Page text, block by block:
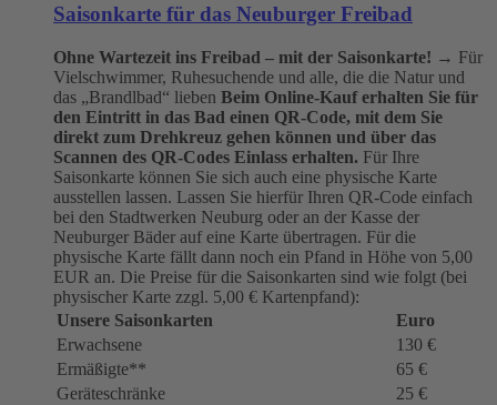
Saisonkarte für das Neuburger Freibad
Ohne Wartezeit ins Freibad – mit der Saisonkarte! → Für
Vielschwimmer, Ruhesuchende und alle, die die Natur und
das „Brandlbad“ lieben Beim Online-Kauf erhalten Sie für
den Eintritt in das Bad einen QR-Code, mit dem Sie
direkt zum Drehkreuz gehen können und über das
Scannen des QR-Codes Einlass erhalten. Für Ihre
Saisonkarte können Sie sich auch eine physische Karte
ausstellen lassen. Lassen Sie hierfür Ihren QR-Code einfach
bei den Stadtwerken Neuburg oder an der Kasse der
Neuburger Bäder auf eine Karte übertragen. Für die
physische Karte fällt dann noch ein Pfand in Höhe von 5,00
EUR an. Die Preise für die Saisonkarten sind wie folgt (bei
physischer Karte zzgl. 5,00 € Kartenpfand):
Unsere Saisonkarten
Euro
Erwachsene
130 €
Ermäßigte**
65 €
Geräteschränke
25 €